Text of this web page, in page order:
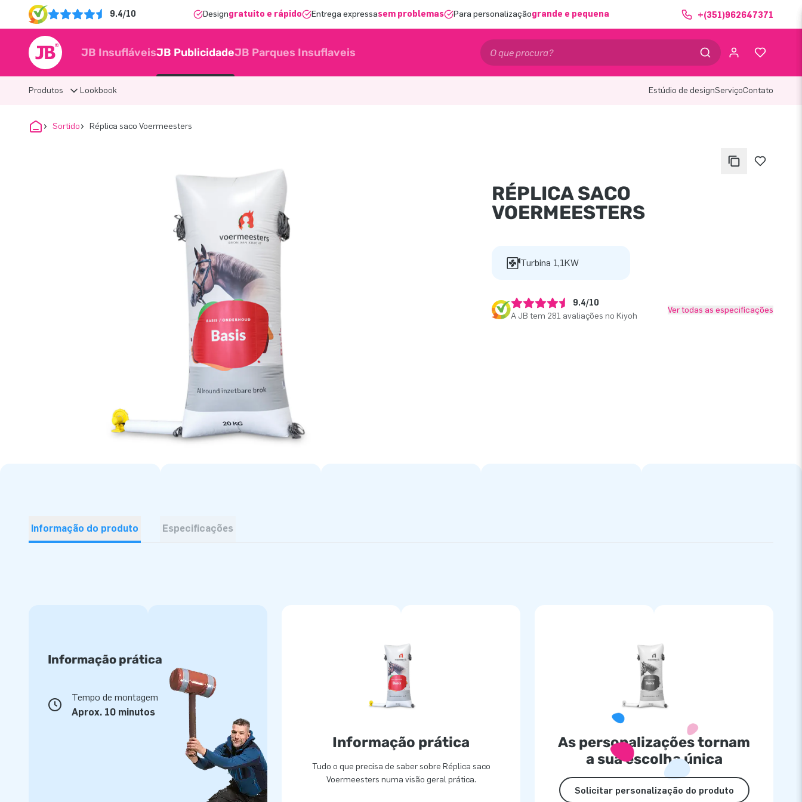
9.4/10 Designgratuito e rápido Entrega expressasem problemas Para personalizaçãogrande e pequena +(351)962647371
JB InsufláveisJB PublicidadeJB Parques Insuflaveis
Produtos Lookbook Estúdio de designServiçoContato
Sortido Réplica saco Voermeesters
RÉPLICA SACO
VOERMEESTERS
Turbina 1,1KW
9.4/10
A JB tem 281 avaliações no Kiyoh
Ver todas as especificações
Informação do produto Especificações
Informação prática
Tempo de montagem
Aprox. 10 minutos
Informação prática
Tudo o que precisa de saber sobre Réplica saco
Voermeesters numa visão geral prática.
As personalizações tornam
a sua escolha única
Solicitar personalização do produto